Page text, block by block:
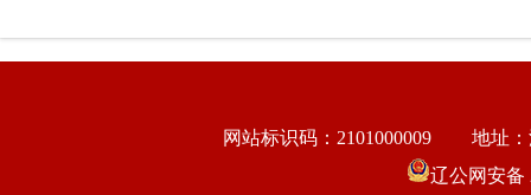
网站标识码：2101000009
地址
辽公网安备